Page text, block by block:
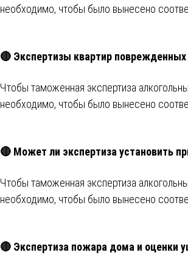
необходимо, чтобы было вынесено
🔴 Экспертизы квартир
Чтобы таможенная экспертиза
необходимо, чтобы было вынесено
🔴 Может ли экспертиза установить
Чтобы таможенная экспертиза
необходимо, чтобы было вынесено
🔴 Экспертиза пожара дома и оценки